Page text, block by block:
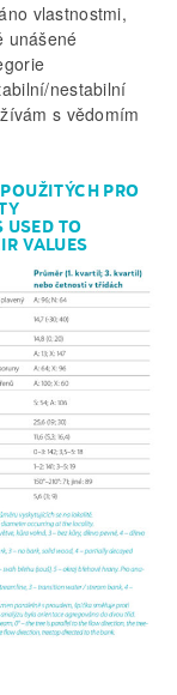
vlastnostmi,
unášené
nestabilní
s vědomím
PRO
USED TO
VALUES